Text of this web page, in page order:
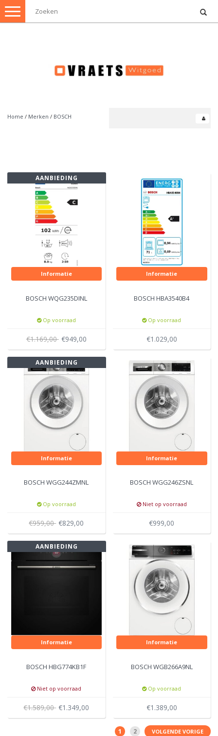
Toggle
navigation
Home / Merken / BOSCH
AANBIEDING
Informatie
BOSCH WQG235DINL
Op voorraad
€1.169,00 €949,00
Informatie
BOSCH HBA3540B4
Op voorraad
€1.029,00
AANBIEDING
Informatie
BOSCH WGG244ZMNL
Op voorraad
€959,00 €829,00
Informatie
BOSCH WGG246ZSNL
Niet op voorraad
€999,00
AANBIEDING
Informatie
BOSCH HBG774KB1F
Niet op voorraad
€1.589,00 €1.349,00
Informatie
BOSCH WGB266A9NL
Op voorraad
€1.389,00
1 2 VOLGENDE VORIGE